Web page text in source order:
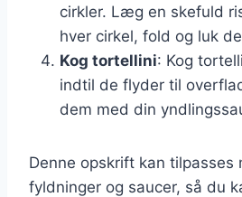
cirkler. Læg en skefuld
hver cirkel, fold og luk
Kog tortellini: Kog
indtil de flyder til
dem med din
Denne opskrift kan tilpasses
fyldninger og saucer, så du